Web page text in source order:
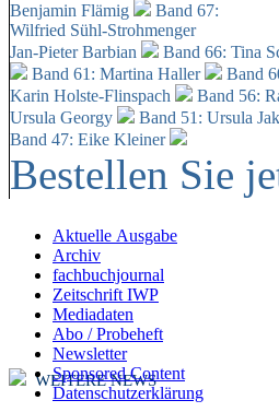
Benjamin Flämig
Band 67:
Wilfried Sühl-Strohmenger
Jan-Pieter Barbian
Band 66: Tina
Band 61: Martina Haller
Band
Karin Holste-Flinspach
Band 56:
Ursula Georgy
Band 51: Ursula
Band 47: Eike Kleiner
Bestellen Sie
Aktuelle Ausgabe
Archiv
fachbuchjournal
Zeitschrift IWP
Mediadaten
Abo / Probeheft
Newsletter
Sponsored Content
Datenschutzerklärung
WEITERE NEWS